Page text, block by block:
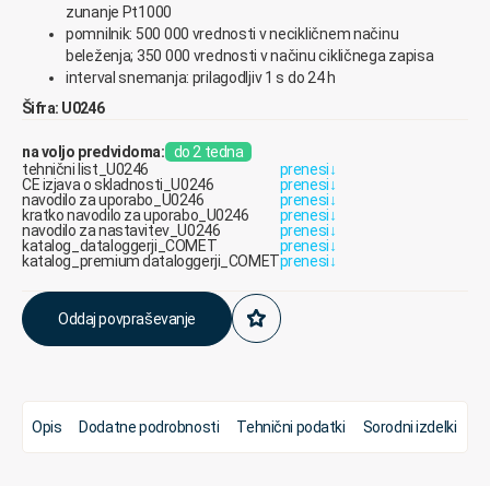
zunanje Pt1000
pomnilnik: 500 000 vrednosti v necikličnem načinu
beleženja; 350 000 vrednosti v načinu cikličnega zapisa
interval snemanja: prilagodljiv 1 s do 24 h
Šifra: U0246
na voljo predvidoma: do 2 tedna
tehnični list_U0246
prenesi↓
CE izjava o skladnosti_U0246
prenesi↓
navodilo za uporabo_U0246
prenesi↓
kratko navodilo za uporabo_U0246
prenesi↓
navodilo za nastavitev_U0246
prenesi↓
katalog_dataloggerji_COMET
prenesi↓
katalog_premium dataloggerji_COMETprenesi↓
Oddaj povpraševanje
Opis Dodatne podrobnosti Tehnični podatki Sorodni izdelki